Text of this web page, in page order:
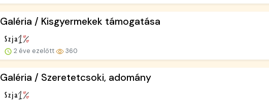
Galéria / Kisgyermekek támogatása
2 éve ezelőtt 360
Galéria / Szeretetcsoki, adomány